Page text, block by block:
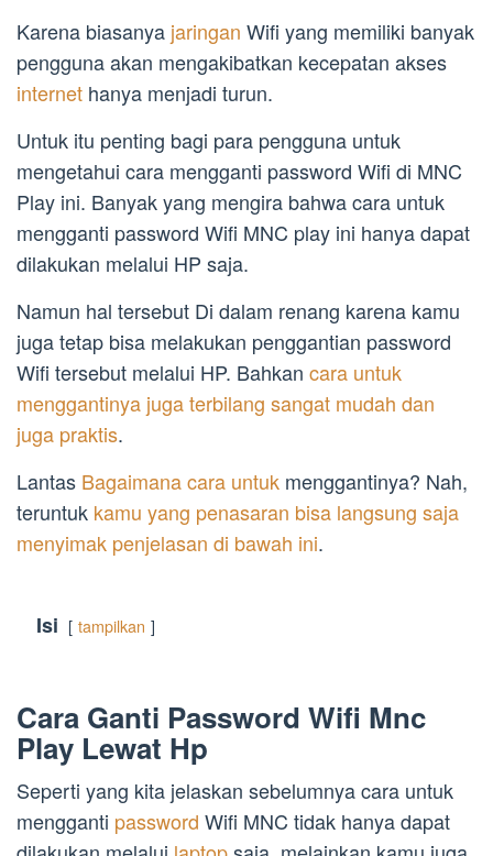
Karena biasanya jaringan Wifi yang memiliki banyak
pengguna akan mengakibatkan kecepatan akses
internet hanya menjadi turun.
Untuk itu penting bagi para pengguna untuk
mengetahui cara mengganti password Wifi di MNC
Play ini. Banyak yang mengira bahwa cara untuk
mengganti password Wifi MNC play ini hanya dapat
dilakukan melalui HP saja.
Namun hal tersebut Di dalam renang karena kamu
juga tetap bisa melakukan penggantian password
Wifi tersebut melalui HP. Bahkan cara untuk
menggantinya juga terbilang sangat mudah dan
juga praktis.
Lantas Bagaimana cara untuk menggantinya? Nah,
teruntuk kamu yang penasaran bisa langsung saja
menyimak penjelasan di bawah ini.
Isi tampilkan
Cara Ganti Password Wifi Mnc
Play Lewat Hp
Seperti yang kita jelaskan sebelumnya cara untuk
mengganti password Wifi MNC tidak hanya dapat